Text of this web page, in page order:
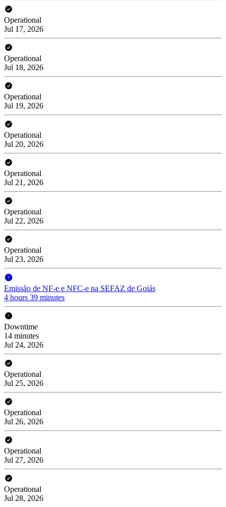
Operational
Jul 17, 2026
Operational
Jul 18, 2026
Operational
Jul 19, 2026
Operational
Jul 20, 2026
Operational
Jul 21, 2026
Operational
Jul 22, 2026
Operational
Jul 23, 2026
Emissão de NF-e e NFC-e na SEFAZ de Goiás
4 hours 39 minutes
Downtime
14 minutes
Jul 24, 2026
Operational
Jul 25, 2026
Operational
Jul 26, 2026
Operational
Jul 27, 2026
Operational
Jul 28, 2026